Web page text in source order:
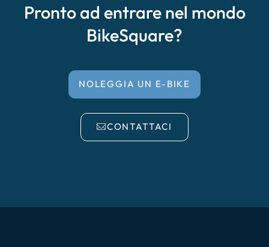
Pronto ad entrare nel mondo
BikeSquare?
NOLEGGIA UN E-BIKE
CONTATTACI